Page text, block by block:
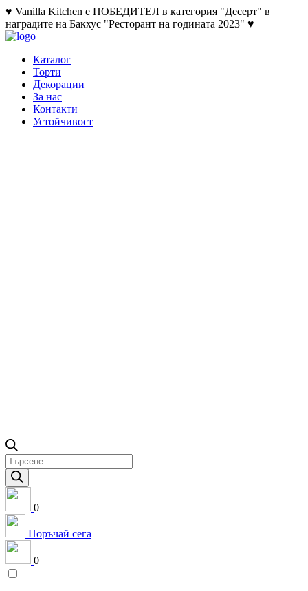
♥ Vanilla Kitchen е ПОБЕДИТЕЛ в категория "Десерт" в
наградите на Бакхус "Ресторант на годината 2023" ♥
Каталог
Торти
Декорации
За нас
Контакти
Устойчивост
Products
search
0
Поръчай сега
0